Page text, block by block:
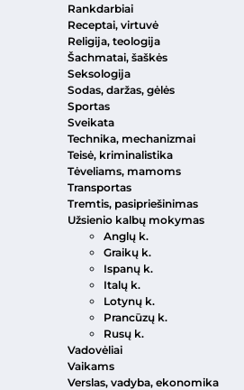
Rankdarbiai
Receptai, virtuvė
Religija, teologija
Šachmatai, šaškės
Seksologija
Sodas, daržas, gėlės
Sportas
Sveikata
Technika, mechanizmai
Teisė, kriminalistika
Tėveliams, mamoms
Transportas
Tremtis, pasipriešinimas
Užsienio kalbų mokymas
Anglų k.
Graikų k.
Ispanų k.
Italų k.
Lotynų k.
Prancūzų k.
Rusų k.
Vadovėliai
Vaikams
Verslas, vadyba, ekonomika